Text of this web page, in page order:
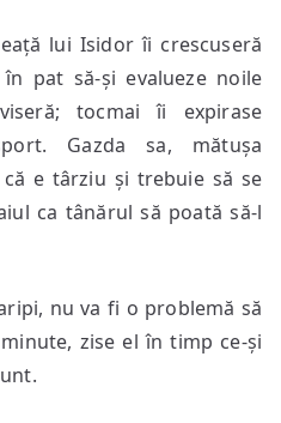
lui Isidor îi crescuseră
pat să-și evalueze noile
tocmai îi expirase
Gazda sa, mătușa
e târziu și trebuie să se
ca tânărul să poată să-l
nu va fi o problemă să
zise el în timp ce-și